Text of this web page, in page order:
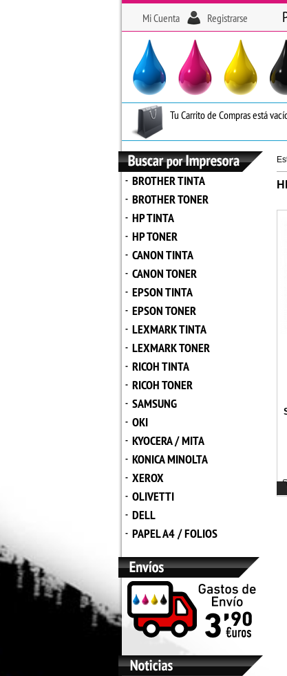
Mi Cuenta Registrarse
Tu Carrito de Compras está
- BROTHER TINTA
- BROTHER TONER
- HP TINTA
- HP TONER
- CANON TINTA
- CANON TONER
- EPSON TINTA
- EPSON TONER
- LEXMARK TINTA
- LEXMARK TONER
- RICOH TINTA
- RICOH TONER
- SAMSUNG
- OKI
- KYOCERA / MITA
- KONICA MINOLTA
- XEROX
- OLIVETTI
- DELL
- PAPEL A4 / FOLIOS